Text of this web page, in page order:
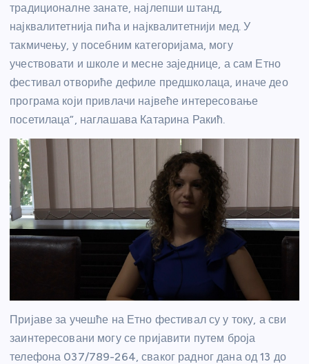
традиционалне занате, најлепши штанд,
најквалитетнија пића и најквалитетнији мед. У
такмичењу, у посебним категоријама, могу
учествовати и школе и месне заједнице, а сам Етно
фестивал отвориће дефиле предшколаца, иначе део
програма који привлачи највеће интересовање
посетилаца”, наглашава Катарина Ракић.
Пријаве за учешће на Етно фестивал су у току, а сви
заинтересовани могу се пријавити путем броја
телефона 037/789-264, сваког радног дана од 13 до